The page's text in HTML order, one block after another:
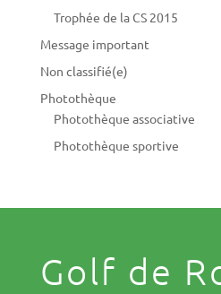
Trophée de la CS 2015
Message important
Non classifié(e)
Photothèque
Photothèque associative
Photothèque sportive
Golf de